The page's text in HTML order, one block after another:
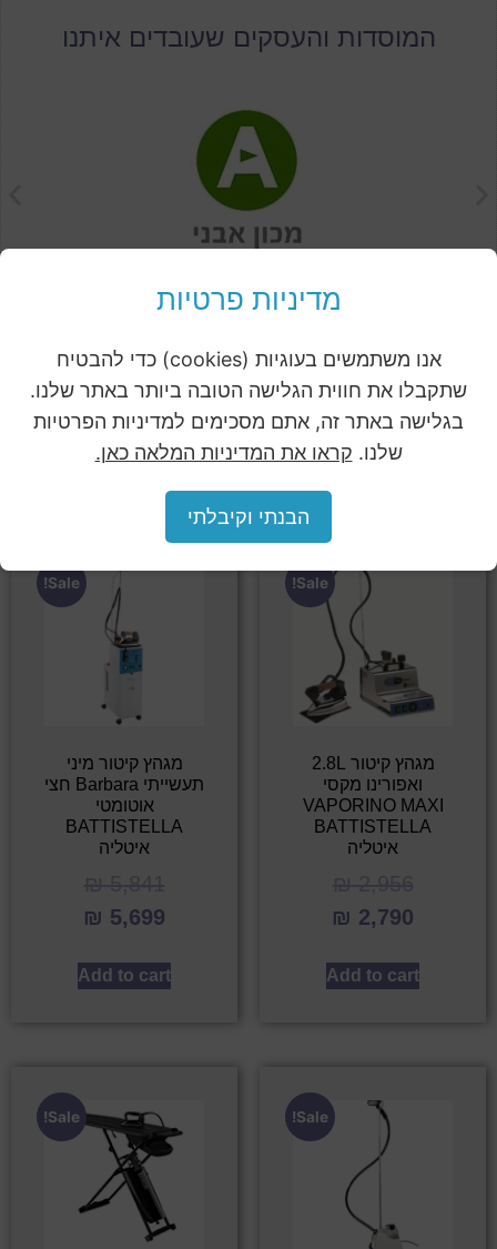
המוסדות והעסקים שעובדים איתנו
Related products
Sale!
מגהץ קיטור 2.8L
ואפורינו מקסי
VAPORINO MAXI
BATTISTELLA
איטליה
₪ 2,790
Add to cart
Sale!
מגהץ קיטור מיני
תעשייתי Barbara חצי
אוטומטי
BATTISTELLA
איטליה
₪ 5,699
Add to cart
Sale!
Sale!
מדיניות פרטיות
אנו משתמשים בעוגיות (cookies) כדי להבטיח
שתקבלו את חווית הגלישה הטובה ביותר באתר שלנו.
בגלישה באתר זה, אתם מסכימים למדיניות הפרטיות
שלנו. קראו את המדיניות המלאה כאן.
הבנתי וקיבלתי